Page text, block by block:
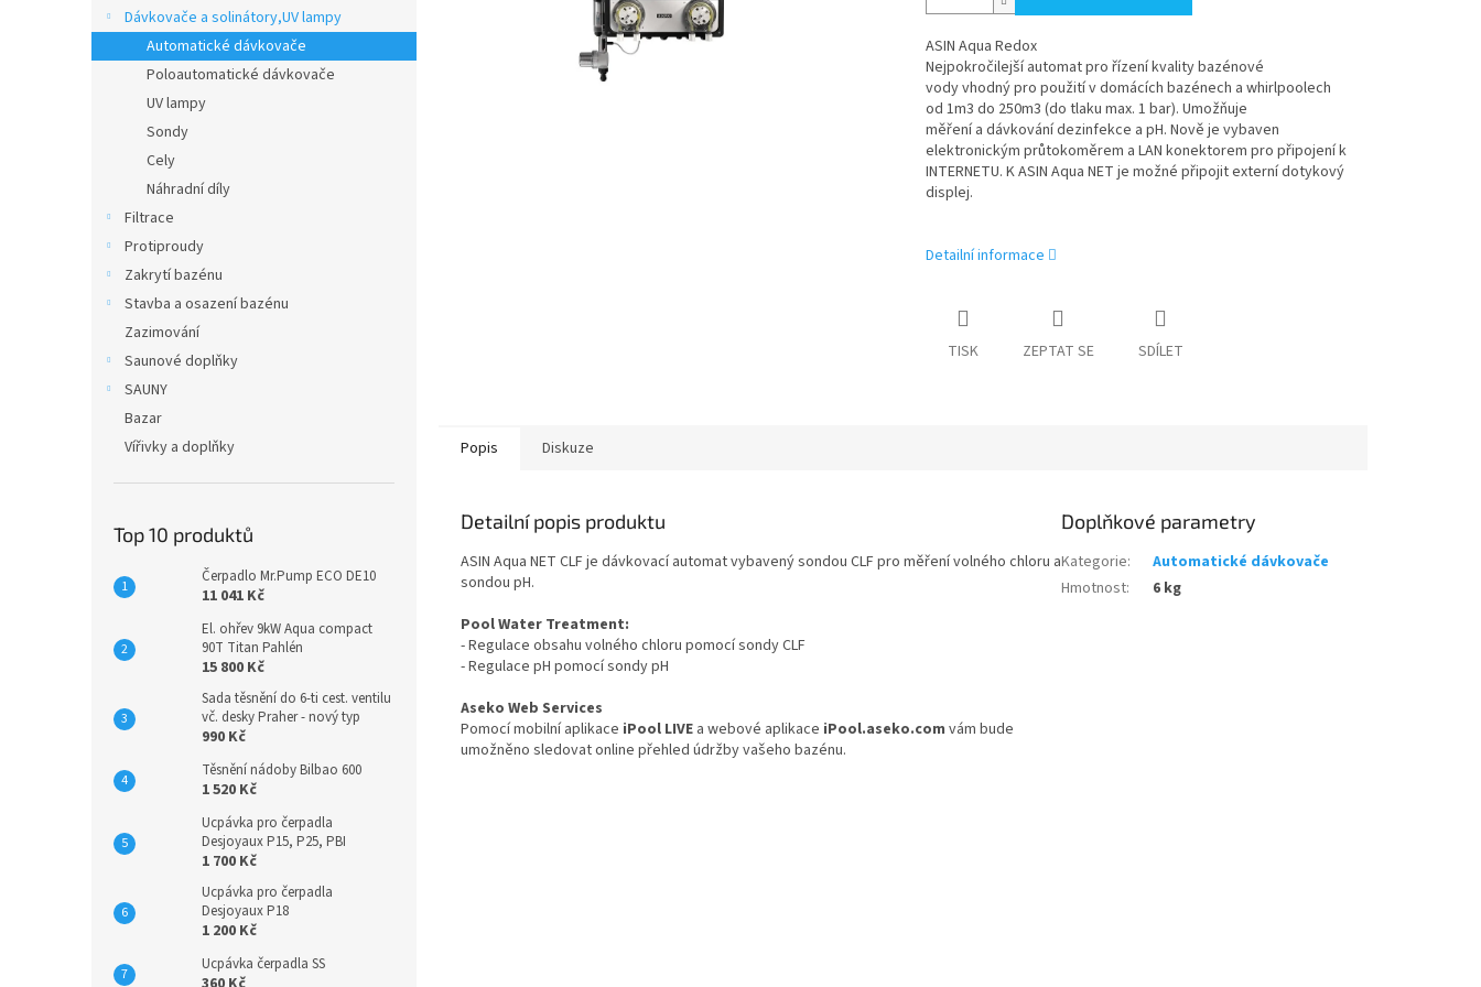
e
l
Dávkovače a solinátory,UV lampy
Automatické dávkovače
Poloautomatické dávkovače
UV lampy
Sondy
Cely
Náhradní díly
Filtrace
Protiproudy
Zakrytí bazénu
Stavba a osazení bazénu
Zazimování
Saunové doplňky
SAUNY
Bazar
Vířivky a doplňky
Top 10 produktů
Čerpadlo Mr.Pump ECO DE10
11 041 Kč
El. ohřev 9kW Aqua compact
90T Titan Pahlén
15 800 Kč
Sada těsnění do 6-ti cest. ventilu
vč. desky Praher - nový typ
990 Kč
Těsnění nádoby Bilbao 600
1 520 Kč
Ucpávka pro čerpadla
Desjoyaux P15, P25, PBI
1 700 Kč
Ucpávka pro čerpadla
Desjoyaux P18
1 200 Kč
Ucpávka čerpadla SS
ASIN Aqua Redox
Nejpokročilejší automat pro řízení kvality bazénové
vody vhodný pro použití v domácích bazénech a whirlpoolech
od 1m3 do 250m3 (do tlaku max. 1 bar). Umožňuje
měření a dávkování dezinfekce a pH. Nově je vybaven
elektronickým průtokoměrem a LAN konektorem pro připojení k
INTERNETU. K ASIN Aqua NET je možné připojit externí dotykový
displej.
Detailní informace
TISK ZEPTAT SE SDÍLET
Popis Diskuze
Detailní popis produktu
ASIN Aqua NET CLF je dávkovací automat vybavený sondou CLF pro měření volného chloru a
sondou pH.
Pool Water Treatment:
- Regulace obsahu volného chloru pomocí sondy CLF
- Regulace pH pomocí sondy pH
Aseko Web Services
Pomocí mobilní aplikace iPool LIVE a webové aplikace iPool.aseko.com vám bude
umožněno sledovat online přehled údržby vašeho bazénu.
Doplňkové parametry
Kategorie:
Automatické dávkovače
Hmotnost: 6 kg